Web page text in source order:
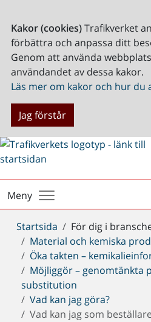
Kakor (cookies)Trafikverket
förbättra och anpassa ditt
Genom att använda
användandet av dessa kakor.
Läs mer om kakor och hur du
Jag förstår
Meny
Du
är
här:
Startsida För dig i
Material och kemiska
Öka takten –
Möjliggör – genomtänkta
substitution
Vad kan jag göra?
Vad kan jag som